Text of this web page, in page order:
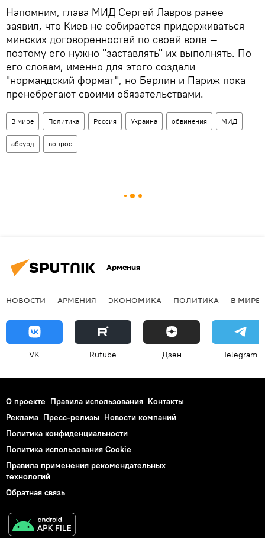
Напомним, глава МИД Сергей Лавров ранее
заявил, что Киев не собирается придерживаться
минских договоренностей по своей воле —
поэтому его нужно "заставлять" их выполнять. По
его словам, именно для этого создали
"нормандский формат", но Берлин и Париж пока
пренебрегают своими обязательствами.
В мире Политика Россия Украина обвинения МИД
абсурд вопрос
Армения
НОВОСТИ АРМЕНИЯ ЭКОНОМИКА ПОЛИТИКА В МИРЕ
VK Rutube Дзен Telegram
О проекте Правила использования Контакты
Реклама Пресс-релизы Новости компаний
Политика конфиденциальности
Политика использования Cookie
Правила применения рекомендательных
технологий
Обратная связь